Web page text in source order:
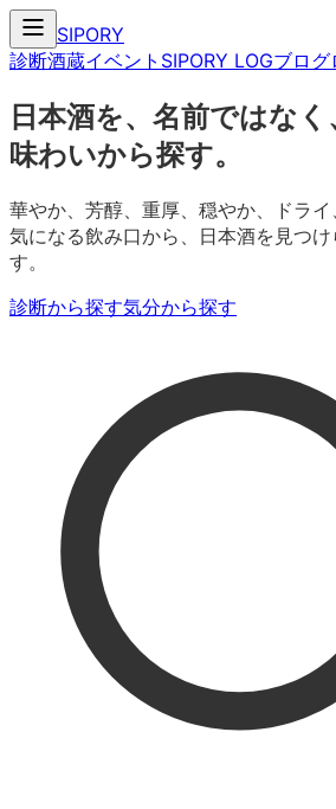
SIPORY
診断酒蔵イベント SIPORY LOGブログ
日本酒を、名前ではなく
味わいから探す。
華やか、芳醇、重厚、穏やか、ドライ
気になる飲み口から、日本酒を見つ
す。
診断から探す気分から探す